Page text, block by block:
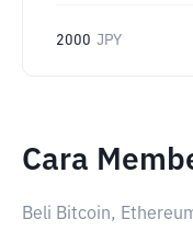
2000 JPY
Cara
Beli Bitcoin,